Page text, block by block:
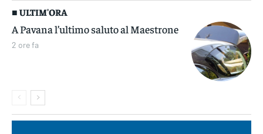
■ ULTIM'ORA
A Pavana l’ultimo saluto al Maestrone
2 ore fa